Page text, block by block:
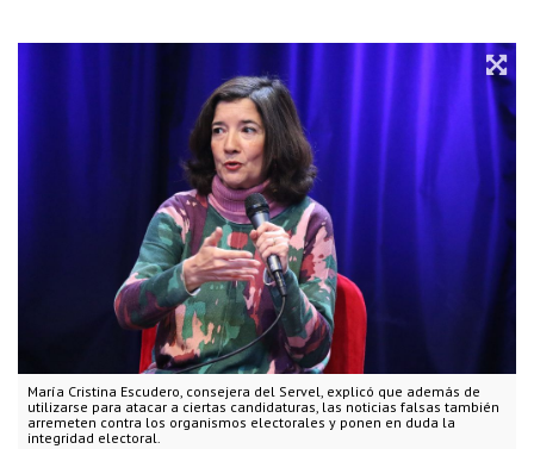
María Cristina Escudero, consejera del Servel, explicó que además de
utilizarse para atacar a ciertas candidaturas, las noticias falsas también
arremeten contra los organismos electorales y ponen en duda la
integridad electoral.